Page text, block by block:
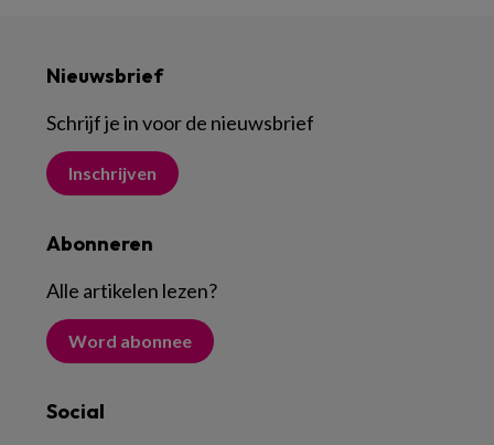
Nieuwsbrief
Schrijf je in voor de nieuwsbrief
Inschrijven
Abonneren
Alle artikelen lezen?
Word abonnee
Social